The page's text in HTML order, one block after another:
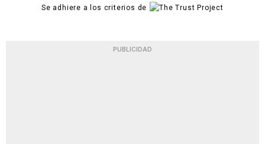
Se adhiere a los criterios de
PUBLICIDAD